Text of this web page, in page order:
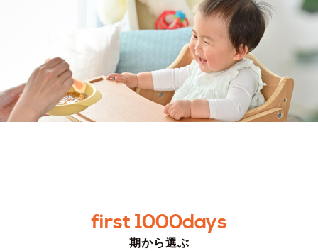
first 1000days
期から選ぶ